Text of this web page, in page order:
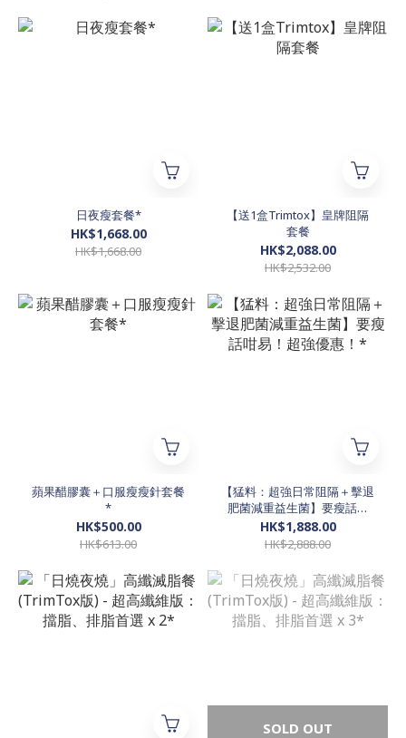
日夜瘦套餐*
HK$1,668.00
HK$1,668.00
【送1盒Trimtox】皇牌阻隔
套餐
HK$2,088.00
HK$2,532.00
蘋果醋膠囊＋口服瘦瘦針套餐
*
HK$500.00
HK$613.00
【猛料：超強日常阻隔＋擊退
肥菌減重益生菌】要瘦話咁
易！超強優惠！*
HK$1,888.00
HK$2,888.00
SOLD OUT